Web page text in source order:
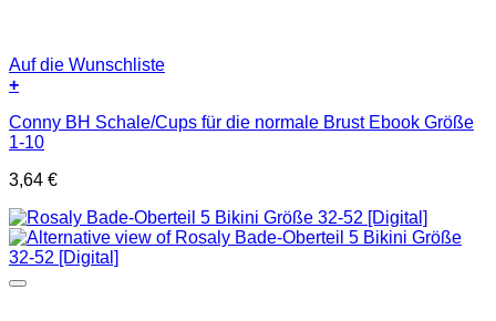
Auf die Wunschliste
+
Conny BH Schale/Cups für die normale Brust Ebook Größe
1-10
3,64 €